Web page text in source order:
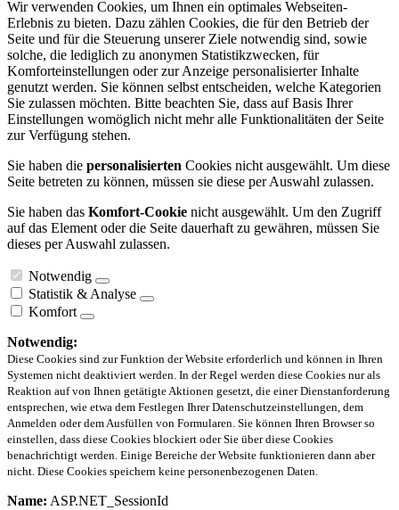
Wir verwenden Cookies, um Ihnen ein optimales Webseiten-
Erlebnis zu bieten. Dazu zählen Cookies, die für den Betrieb der
Seite und für die Steuerung unserer Ziele notwendig sind, sowie
solche, die lediglich zu anonymen Statistikzwecken, für
Komforteinstellungen oder zur Anzeige personalisierter Inhalte
genutzt werden. Sie können selbst entscheiden, welche Kategorien
Sie zulassen möchten. Bitte beachten Sie, dass auf Basis Ihrer
Einstellungen womöglich nicht mehr alle Funktionalitäten der Seite
zur Verfügung stehen.
Sie haben die personalisierten Cookies nicht ausgewählt. Um diese
Seite betreten zu können, müssen sie diese per Auswahl zulassen.
Sie haben das Komfort-Cookie nicht ausgewählt. Um den Zugriff
auf das Element oder die Seite dauerhaft zu gewähren, müssen Sie
dieses per Auswahl zulassen.
Notwendig
Statistik & Analyse
Komfort
Notwendig:
Diese Cookies sind zur Funktion der Website erforderlich und können in Ihren
Systemen nicht deaktiviert werden. In der Regel werden diese Cookies nur als
Reaktion auf von Ihnen getätigte Aktionen gesetzt, die einer Dienstanforderung
entsprechen, wie etwa dem Festlegen Ihrer Datenschutzeinstellungen, dem
Anmelden oder dem Ausfüllen von Formularen. Sie können Ihren Browser so
einstellen, dass diese Cookies blockiert oder Sie über diese Cookies
benachrichtigt werden. Einige Bereiche der Website funktionieren dann aber
nicht. Diese Cookies speichern keine personenbezogenen Daten.
Name: ASP.NET_SessionId